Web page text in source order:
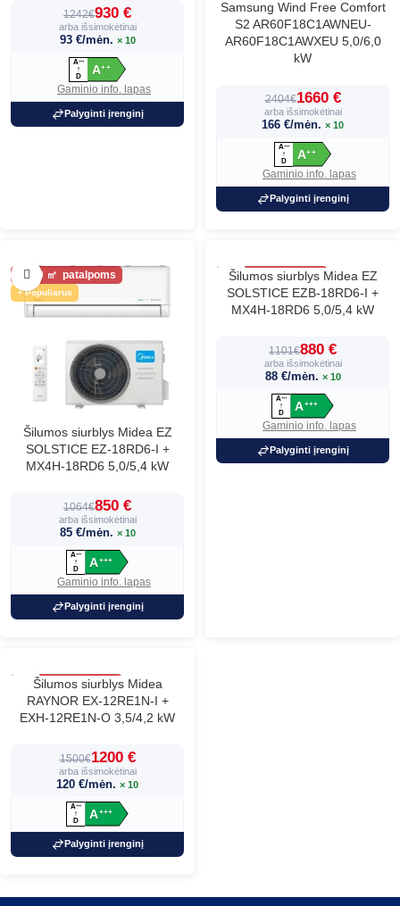
1242€930 €
arba išsimokėtinai
93 €/mėn. × 10
A+++
↑
D
A++
Gaminio info. lapas
Palyginti įrenginį
Samsung Wind Free Comfort
S2 AR60F18C1AWNEU-
AR60F18C1AWXEU 5,0/6,0
kW
2404€1660 €
arba išsimokėtinai
166 €/mėn. × 10
A+++
↑
D
A++
Gaminio info. lapas
Palyginti įrenginį
60
Populiarus
Šilumos siurblys Midea EZ
SOLSTICE EZ-18RD6-I +
MX4H-18RD6 5,0/5,4 kW
1064€850 €
arba išsimokėtinai
85 €/mėn. × 10
A+++
↑
D
A+++
Gaminio info. lapas
Palyginti įrenginį
60
Šilumos siurblys Midea EZ
SOLSTICE EZB-18RD6-I +
MX4H-18RD6 5,0/5,4 kW
1101€880 €
arba išsimokėtinai
88 €/mėn. × 10
A+++
↑
D
A+++
Gaminio info. lapas
Palyginti įrenginį
60
Šilumos siurblys Midea
RAYNOR EX-12RE1N-I +
EXH-12RE1N-O 3,5/4,2 kW
1500€1200 €
arba išsimokėtinai
120 €/mėn. × 10
A+++
↑
D
A+++
Palyginti įrenginį